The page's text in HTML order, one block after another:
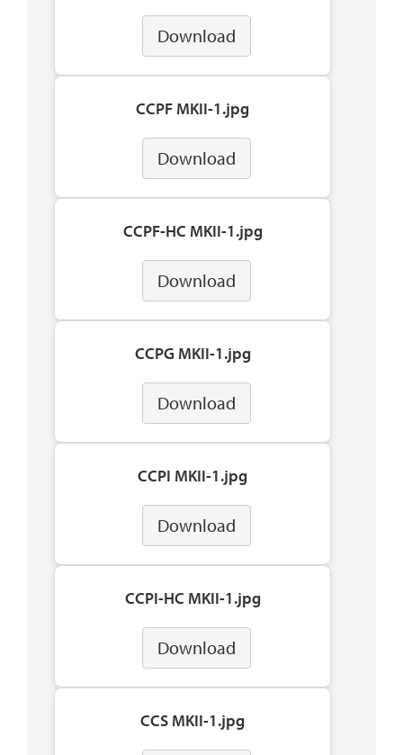
Download
CCPF MKII-1.jpg
Download
CCPF-HC MKII-1.jpg
Download
CCPG MKII-1.jpg
Download
CCPI MKII-1.jpg
Download
CCPI-HC MKII-1.jpg
Download
CCS MKII-1.jpg